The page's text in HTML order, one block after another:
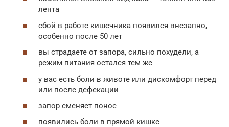
лента
сбой в работе кишечника появился внезапно,
особенно после 50 лет
вы страдаете от запора, сильно похудели, а
режим питания остался тем же
у вас есть боли в животе или дискомфорт перед
или после дефекации
запор сменяет понос
появились боли в прямой кишке